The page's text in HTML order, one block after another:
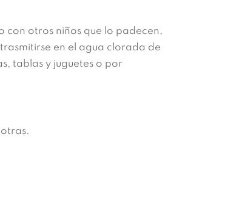
con otros niños que lo padecen,
en el agua clorada de
tablas y juguetes o por